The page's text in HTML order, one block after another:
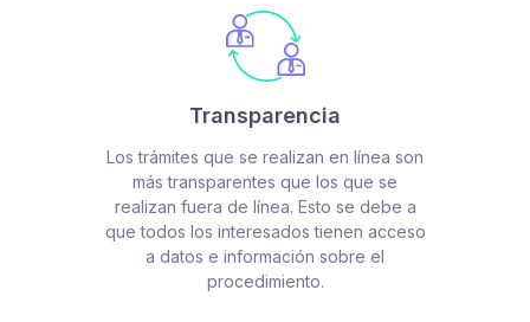
Transparencia
Los trámites que se realizan en línea son
más transparentes que los que se
realizan fuera de línea. Esto se debe a
que todos los interesados tienen acceso
a datos e información sobre el
procedimiento.